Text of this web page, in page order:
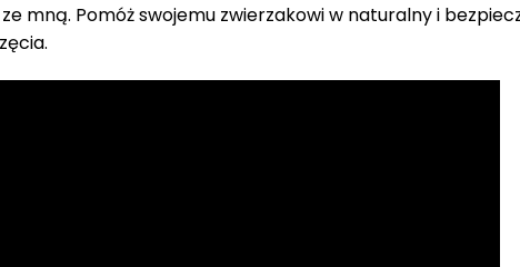
mną. Pomóż swojemu zwierzakowi w naturalny i